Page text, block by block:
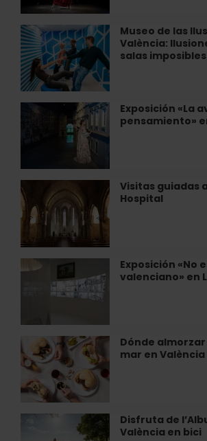
mejor
flamenco
en
València
Museo de las
València:
salas imposibles
Museo
de
las
Ilusiones
de
València:
Exposición «La
pensamiento»
Exposición
pensamiento»
en
MuVIM
Visitas guiadas
Hospital
Visitas
guiadas
a
Juan
del
Hospital
Exposición «No
valenciano» en
Exposición
ser
valenciano»
en
L’ETNO
Dónde
mar en València
Dónde
almorzar
cerca
del
mar
en
Disfruta de
València en bici